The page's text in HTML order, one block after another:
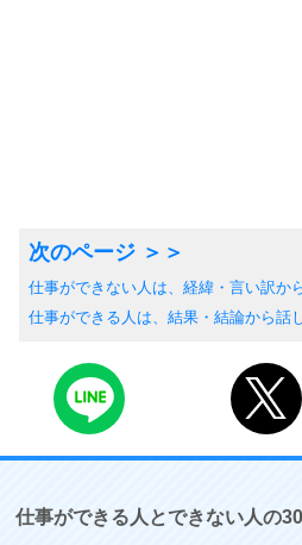
仕事ができない人は、経緯・言い訳か
仕事ができる人は、結果・結論から話
仕事ができる人とできない人の